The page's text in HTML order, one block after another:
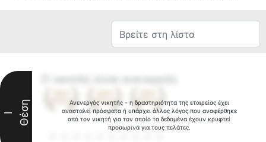
Ανενεργός νικητής - η δραστηριότητα της εταιρείας έχει
ανασταλεί πρόσφατα ή υπάρχει άλλος λόγος που αναφέρθηκε
από τον νικητή για τον οποίο τα δεδομένα έχουν κρυφτεί
προσωρινά για τους πελάτες.
I Θέση